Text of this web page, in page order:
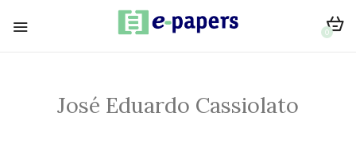
0
José Eduardo Cassiolato